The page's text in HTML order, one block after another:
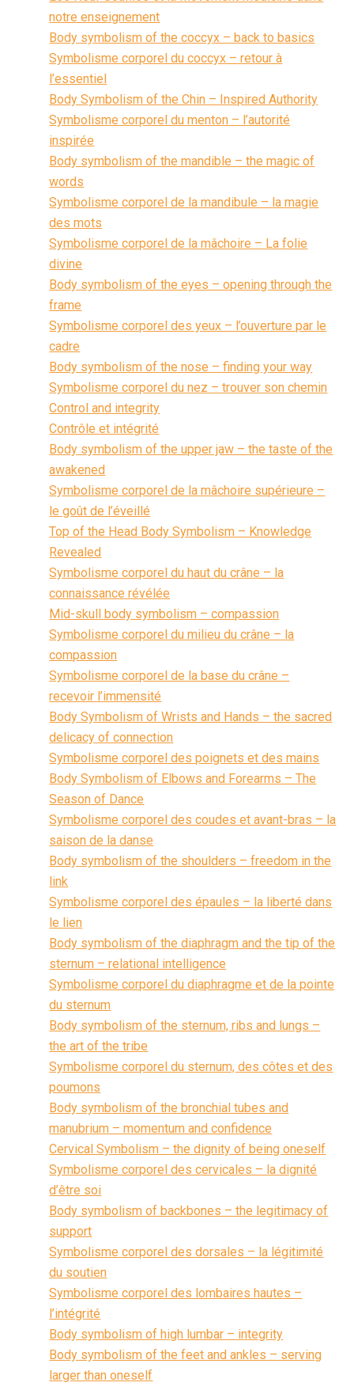
notre enseignement
Body symbolism of the coccyx – back to basics
Symbolisme corporel du coccyx – retour à
l’essentiel
Body Symbolism of the Chin – Inspired Authority
Symbolisme corporel du menton – l’autorité
inspirée
Body symbolism of the mandible – the magic of
words
Symbolisme corporel de la mandibule – la magie
des mots
Symbolisme corporel de la mâchoire – La folie
divine
Body symbolism of the eyes – opening through the
frame
Symbolisme corporel des yeux – l’ouverture par le
cadre
Body symbolism of the nose – finding your way
Symbolisme corporel du nez – trouver son chemin
Control and integrity
Contrôle et intégrité
Body symbolism of the upper jaw – the taste of the
awakened
Symbolisme corporel de la mâchoire supérieure –
le goût de l’éveillé
Top of the Head Body Symbolism – Knowledge
Revealed
Symbolisme corporel du haut du crâne – la
connaissance révélée
Mid-skull body symbolism – compassion
Symbolisme corporel du milieu du crâne – la
compassion
Symbolisme corporel de la base du crâne –
recevoir l’immensité
Body Symbolism of Wrists and Hands – the sacred
delicacy of connection
Symbolisme corporel des poignets et des mains
Body Symbolism of Elbows and Forearms – The
Season of Dance
Symbolisme corporel des coudes et avant-bras – la
saison de la danse
Body symbolism of the shoulders – freedom in the
link
Symbolisme corporel des épaules – la liberté dans
le lien
Body symbolism of the diaphragm and the tip of the
sternum – relational intelligence
Symbolisme corporel du diaphragme et de la pointe
du sternum
Body symbolism of the sternum, ribs and lungs –
the art of the tribe
Symbolisme corporel du sternum, des côtes et des
poumons
Body symbolism of the bronchial tubes and
manubrium – momentum and confidence
Cervical Symbolism – the dignity of being oneself
Symbolisme corporel des cervicales – la dignité
d’être soi
Body symbolism of backbones – the legitimacy of
support
Symbolisme corporel des dorsales – la légitimité
du soutien
Symbolisme corporel des lombaires hautes –
l’intégrité
Body symbolism of high lumbar – integrity
Body symbolism of the feet and ankles – serving
larger than oneself